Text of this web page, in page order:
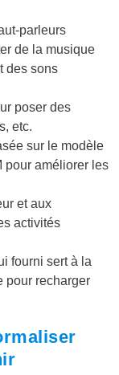
parleurs
de la musique
des sons
poser des
etc.
sur le modèle
pour améliorer les
et aux
activités
fourni sert à la
pour recharger